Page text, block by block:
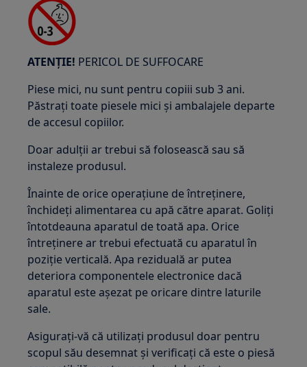
ATENȚIE! PERICOL DE SUFFOCARE
Piese mici, nu sunt pentru copiii sub 3 ani.
Păstrați toate piesele mici și ambalajele departe
de accesul copiilor.
Doar adulții ar trebui să folosească sau să
instaleze produsul.
Înainte de orice operațiune de întreținere,
închideți alimentarea cu apă către aparat. Goliți
întotdeauna aparatul de toată apa. Orice
întreținere ar trebui efectuată cu aparatul în
poziție verticală. Apa reziduală ar putea
deteriora componentele electronice dacă
aparatul este așezat pe oricare dintre laturile
sale.
Asigurați-vă că utilizați produsul doar pentru
scopul său desemnat și verificați că este o piesă